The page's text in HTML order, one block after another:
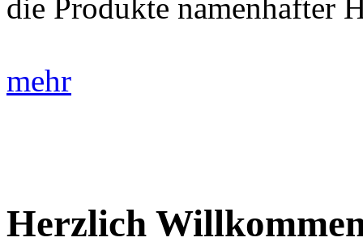
die Produkte namenhafter
mehr
Herzlich